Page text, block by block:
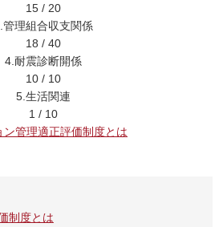
15 / 20
管理組合収支関係
18 / 40
4.耐震診断開係
10 / 10
5.生活関連
1 / 10
ン管理適正評価制度とは
制度とは